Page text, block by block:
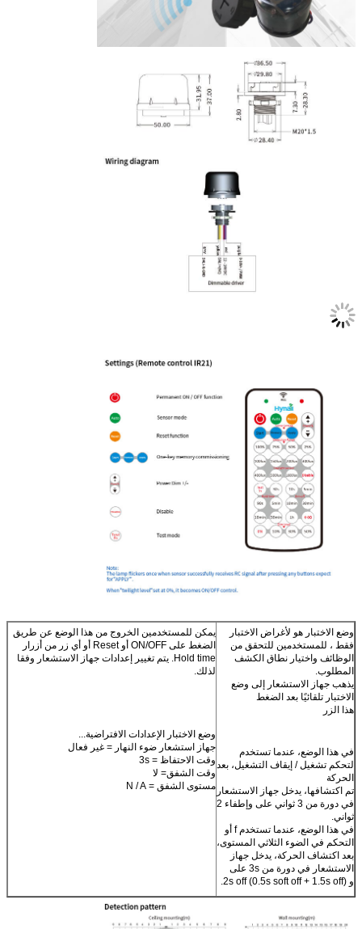
وضع الاختبار هو لأغراض الاختبار
فقط ، للمستخدمين للتحقق من
الوظائف واختيار نطاق الكشف
المطلوب.
يذهب جهاز الاستشعار إلى وضع
الاختبار تلقائيًا بعد الضغط
هذا الزر
في هذا الوضع، عندما تستخدم
لتحكم تشغيل / إيقاف التشغيل، بعد
الحركة
تم اكتشافها، يدخل جهاز الاستشعار
في دورة من 3 ثواني على وإطفاء 2
ثواني.
في هذا الوضع، عندما تستخدم f أو
التحكم في الضوء الثلاثي المستوى،
بعد اكتشاف الحركة، يدخل جهاز
الاستشعار في دورة من 3s على
و 2s off (0.5s soft off + 1.5s off).
يمكن للمستخدمين الخروج من هذا الوضع عن طريق
الضغط على ON/OFF أو Reset أو أي زر من أزرار
Hold time. يتم تغيير إعدادات جهاز الاستشعار وفقا
لذلك.
وضع الاختبار الإعدادات الافتراضية...
جهاز استشعار ضوء النهار = غير فعال
وقت الاحتفاظ = 3s
وقت الشفق= لا
مستوى الشفق = N / A